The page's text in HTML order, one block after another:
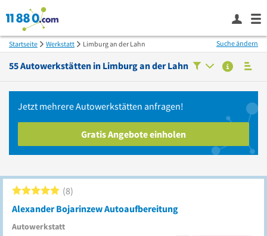
Startseite Werkstatt Limburg an der Lahn
55Autowerkstätten in Limburg an der Lahn
Suche ändern
Jetzt mehrereAutowerkstätten anfragen!
Gratis Angebote einholen
Alexander Bojarinzew Autoaufbereitung
Autowerkstatt
8